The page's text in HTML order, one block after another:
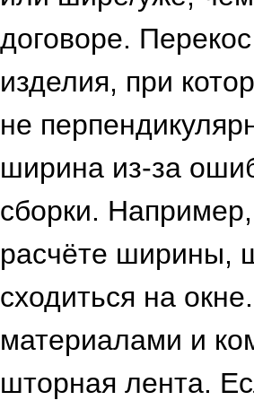
договоре.
изделия, при
не
ширина из-за
сборки.
расчёте ширины,
сходиться на
материалами и
шторная лента.